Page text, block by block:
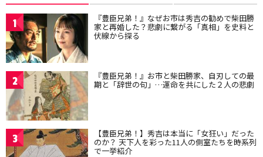
1 『豊臣兄弟！』なぜお市は秀吉の勧めで柴田勝
家と再婚した？悲劇に繋がる「真相」を史料と
伏線から探る
2 『豊臣兄弟！』お市と柴田勝家、自刃しての最
期と「辞世の句」…運命を共にした２人の悲劇
3 【豊臣兄弟！】秀吉は本当に「女狂い」だった
のか？ 天下人を彩った11人の側室たちを時系列
で一挙紹介